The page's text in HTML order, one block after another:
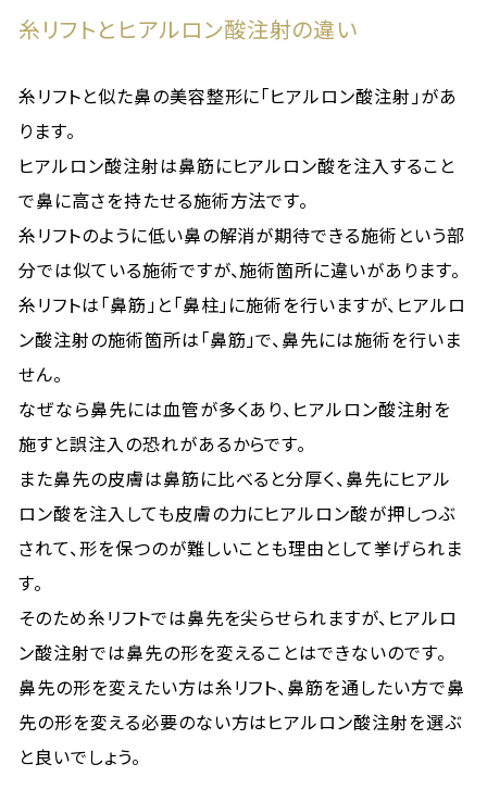
糸リフトとヒアルロン酸注射の違い
糸リフトと似た鼻の美容整形に「ヒアルロン酸注射」があ
ります。
ヒアルロン酸注射は鼻筋にヒアルロン酸を注入すること
で鼻に高さを持たせる施術方法です。
糸リフトのように低い鼻の解消が期待できる施術という部
分では似ている施術ですが、施術箇所に違いがあります。
糸リフトは「鼻筋」と「鼻柱」に施術を行いますが、ヒアルロ
ン酸注射の施術箇所は「鼻筋」で、鼻先には施術を行いま
せん。
なぜなら鼻先には血管が多くあり、ヒアルロン酸注射を
施すと誤注入の恐れがあるからです。
また鼻先の皮膚は鼻筋に比べると分厚く、鼻先にヒアル
ロン酸を注入しても皮膚の力にヒアルロン酸が押しつぶ
されて、形を保つのが難しいことも理由として挙げられま
す。
そのため糸リフトでは鼻先を尖らせられますが、ヒアルロ
ン酸注射では鼻先の形を変えることはできないのです。
鼻先の形を変えたい方は糸リフト、鼻筋を通したい方で鼻
先の形を変える必要のない方はヒアルロン酸注射を選ぶ
と良いでしょう。